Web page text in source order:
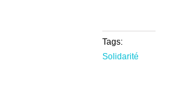
Tags:
Solidarité